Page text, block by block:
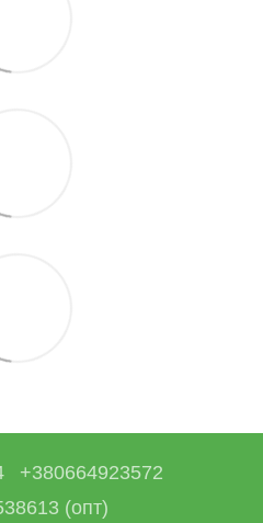
+380664923572
(опт)